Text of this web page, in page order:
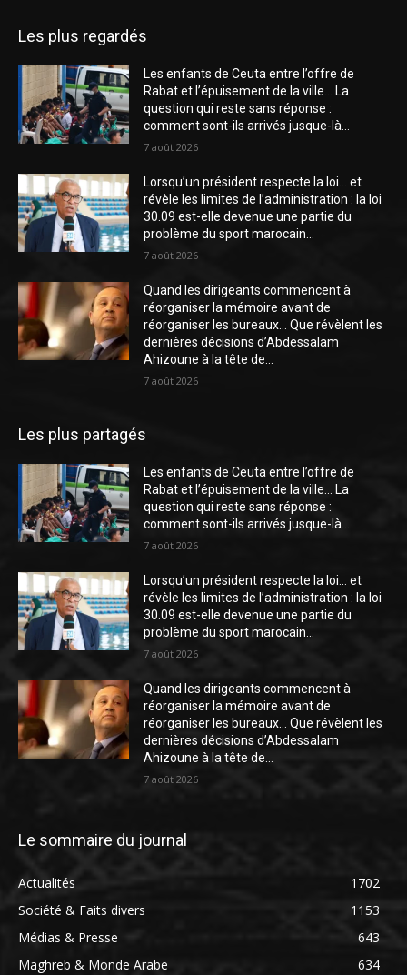
Les plus regardés
Les enfants de Ceuta entre l’offre de
Rabat et l’épuisement de la ville… La
question qui reste sans réponse :
comment sont-ils arrivés jusque-là...
7 août 2026
Lorsqu’un président respecte la loi… et
révèle les limites de l’administration : la loi
30.09 est-elle devenue une partie du
problème du sport marocain...
7 août 2026
Quand les dirigeants commencent à
réorganiser la mémoire avant de
réorganiser les bureaux… Que révèlent les
dernières décisions d’Abdessalam
Ahizoune à la tête de...
7 août 2026
Les plus partagés
Les enfants de Ceuta entre l’offre de
Rabat et l’épuisement de la ville… La
question qui reste sans réponse :
comment sont-ils arrivés jusque-là...
7 août 2026
Lorsqu’un président respecte la loi… et
révèle les limites de l’administration : la loi
30.09 est-elle devenue une partie du
problème du sport marocain...
7 août 2026
Quand les dirigeants commencent à
réorganiser la mémoire avant de
réorganiser les bureaux… Que révèlent les
dernières décisions d’Abdessalam
Ahizoune à la tête de...
7 août 2026
Le sommaire du journal
Actualités
1702
Société & Faits divers
1153
Médias & Presse
643
Maghreb & Monde Arabe
634